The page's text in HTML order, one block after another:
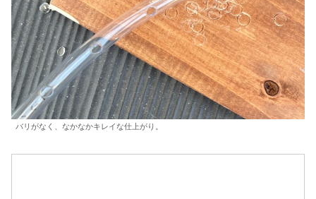
バリがなく、なかなかキレイな仕上がり。